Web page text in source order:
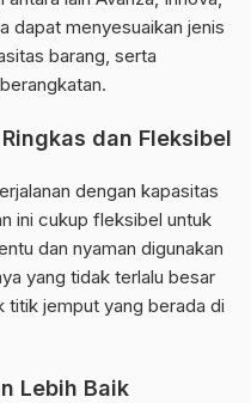
dapat menyesuaikan jenis
barang, serta
dan Fleksibel
dengan kapasitas
ini cukup fleksibel untuk
dan nyaman digunakan
yang tidak terlalu besar
titik jemput yang berada di
Lebih Baik